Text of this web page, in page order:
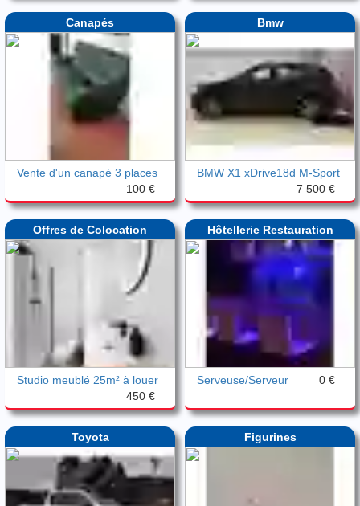
Canapés
Vente d'un canapé 3 places
100 €
Bmw
BMW X1 xDrive18d M-Sport
7 500 €
Offres de Colocation
Studio meublé 25m² à louer
450 €
Hôtellerie Restauration
Serveuse/Serveur 0 €
Toyota Figurines